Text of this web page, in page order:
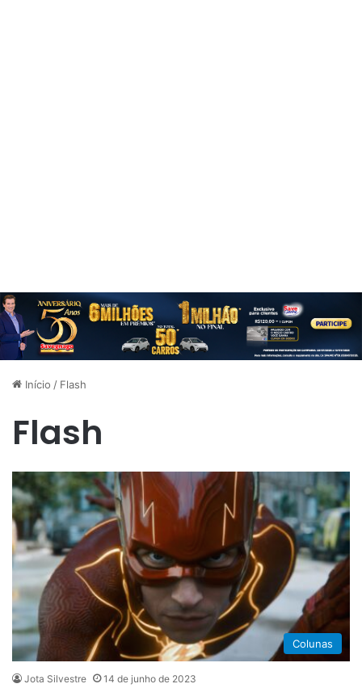
Início / Flash
Flash
Colunas
Jota Silvestre 14 de junho de 2023